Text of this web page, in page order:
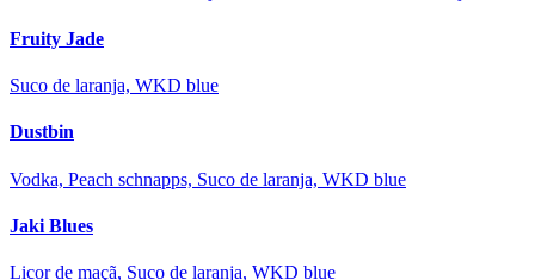
Fruity Jade
Suco de laranja, WKD blue
Dustbin
Vodka, Peach schnapps, Suco de laranja, WKD blue
Jaki Blues
Licor de maçã, Suco de laranja, WKD blue